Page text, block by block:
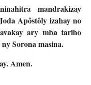
mandrakizay
Apôstôly izahay no
ary mba tariho
Sorona masina.
Amen.